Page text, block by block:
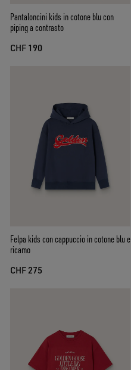
Pantaloncini kids in cotone blu con
piping a contrasto
CHF 190
Felpa kids con cappuccio in cotone blu e
ricamo
CHF 275